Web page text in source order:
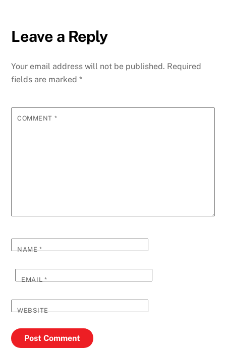
Leave a Reply
Your email address will not be published. Required
fields are marked*
COMMENT *
NAME*
EMAIL*
WEBSITE